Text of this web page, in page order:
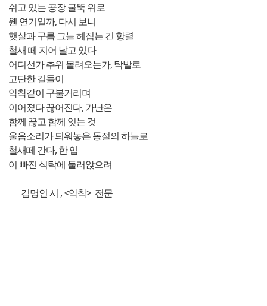
쉬고 있는 공장 굴뚝 위로
웬 연기일까, 다시 보니
햇살과 구름 그늘 헤집는 긴 항렬
철새 떼 지어 날고 있다
어디선가 추위 몰려오는가, 탁발로
고단한 길들이
악착같이 구불거리며
이어졌다 끊어진다, 가난은
함께 끊고 함께 잇는 것
울음소리가 틔워놓은 동절의 하늘로
철새떼 간다, 한 입
이 빠진 식탁에 둘러앉으려
김명인 시 , <악착> 전문